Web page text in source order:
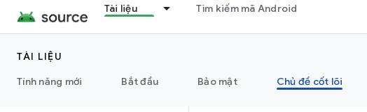
Tài liệu Tìm kiếm mã Android
TÀI LIỆU
Tính năng mới
Bắt đầu Bảo mật Chủ đề cốt lõi